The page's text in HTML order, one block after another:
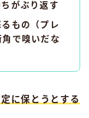
がぶり返す
もの（プレ
で嗅いだな
に保とうとする